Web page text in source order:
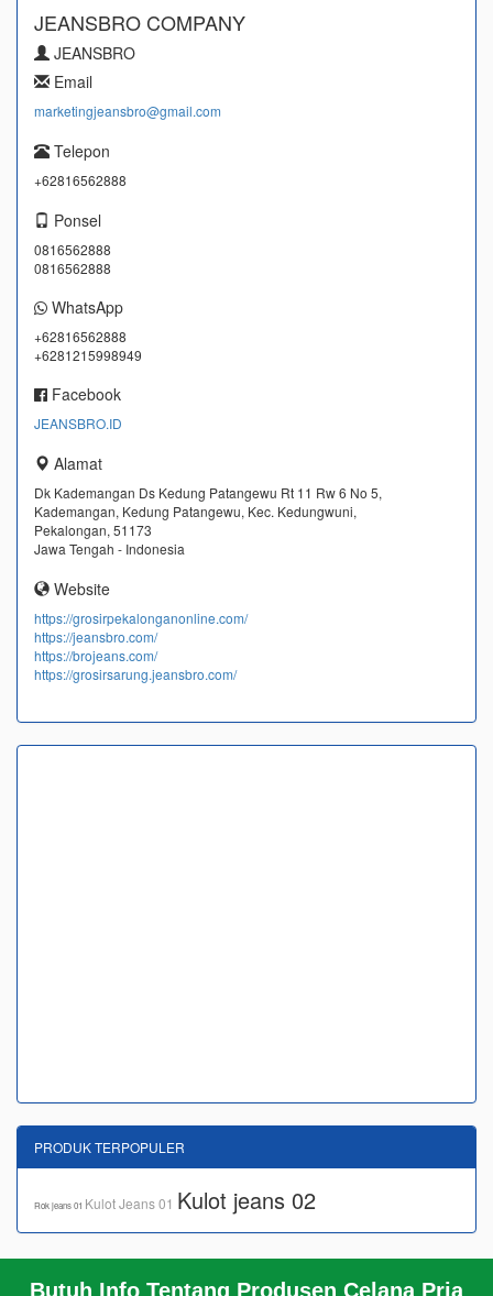
JEANSBRO COMPANY
JEANSBRO
Email
marketingjeansbro@gmail.com
Telepon
+62816562888
Ponsel
0816562888
0816562888
WhatsApp
+62816562888
+6281215998949
Facebook
JEANSBRO.ID
Alamat
Dk Kademangan Ds Kedung Patangewu Rt 11 Rw 6 No 5,
Kademangan, Kedung Patangewu, Kec. Kedungwuni,
Pekalongan, 51173
Jawa Tengah - Indonesia
Website
https://grosirpekalonganonline.com/
https://jeansbro.com/
https://brojeans.com/
https://grosirsarung.jeansbro.com/
Butuh Info Tentang Produsen Celana Pria
PRODUK TERPOPULER
Rok jeans 01 Kulot Jeans 01 Kulot jeans 02